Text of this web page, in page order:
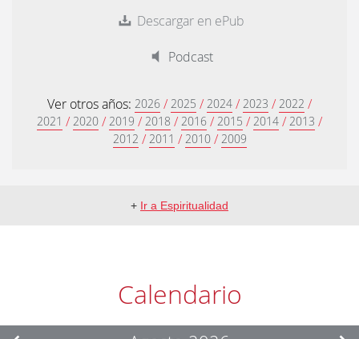
Descargar en ePub
Podcast
Ver otros años: 2026 / 2025 / 2024 / 2023 / 2022 /
2021 / 2020 / 2019 / 2018 / 2016 / 2015 / 2014 / 2013 /
2012 / 2011 / 2010 / 2009
+ Ir a Espiritualidad
Calendario